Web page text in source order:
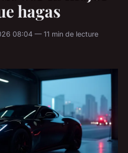
hagas
08:04 — 11 min de lecture